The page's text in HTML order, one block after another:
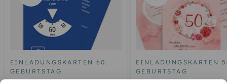
EINLADUNGSKARTEN 60.
GEBURTSTAG
EINLADUNGSKARTEN
GEBURTSTAG